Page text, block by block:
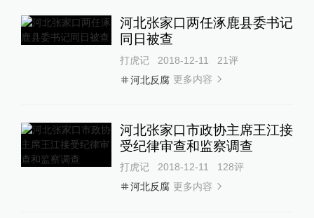
河北张家口两任涿鹿县委书记
同日被查
打虎记 2018-12-11 21评
河北反腐 更多内容
河北张家口市政协主席王江接
受纪律审查和监察调查
打虎记 2018-12-11 128评
河北反腐 更多内容